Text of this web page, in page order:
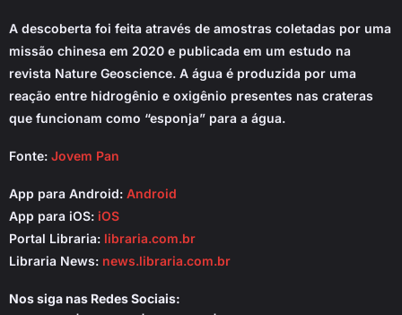
A descoberta foi feita através de amostras coletadas por uma
missão chinesa em 2020 e publicada em um estudo na
revista Nature Geoscience. A água é produzida por uma
reação entre hidrogênio e oxigênio presentes nas crateras
que funcionam como “esponja” para a água.
Fonte: Jovem Pan
App para Android: Android
App para iOS: iOS
Portal Libraria: libraria.com.br
Libraria News: news.libraria.com.br
Nos siga nas Redes Sociais: